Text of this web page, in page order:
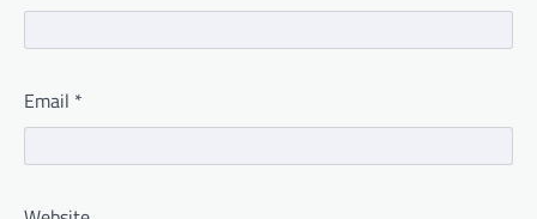
Email *